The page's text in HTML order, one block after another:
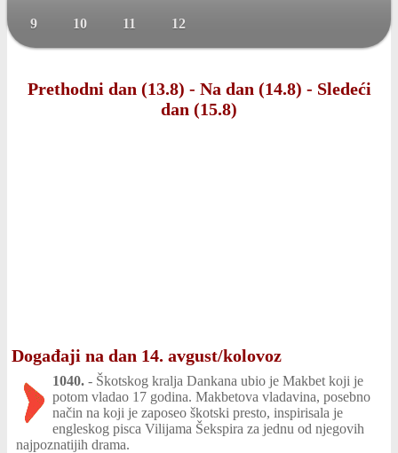
9 10 11 12
Prethodni dan (13.8) - Na dan (14.8) - Sledeći
dan (15.8)
Događaji na dan 14. avgust/kolovoz
1040. - Škotskog kralja Dankana ubio je Makbet koji je
potom vladao 17 godina. Makbetova vladavina, posebno
način na koji je zaposeo škotski presto, inspirisala je
engleskog pisca Vilijama Šekspira za jednu od njegovih
najpoznatijih drama.